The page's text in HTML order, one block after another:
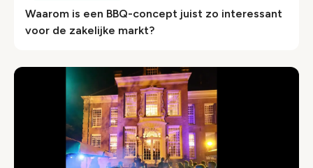
Waarom is een BBQ-concept juist zo interessant
voor de zakelijke markt?